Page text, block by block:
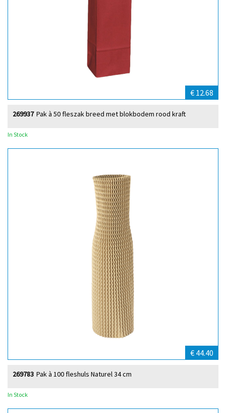
€ 12.68
Pak à 50 fleszak breed met blokbodem rood kraft
269937
In Stock
€ 44.40
Pak à 100 fleshuls Naturel 34 cm
269783
In Stock